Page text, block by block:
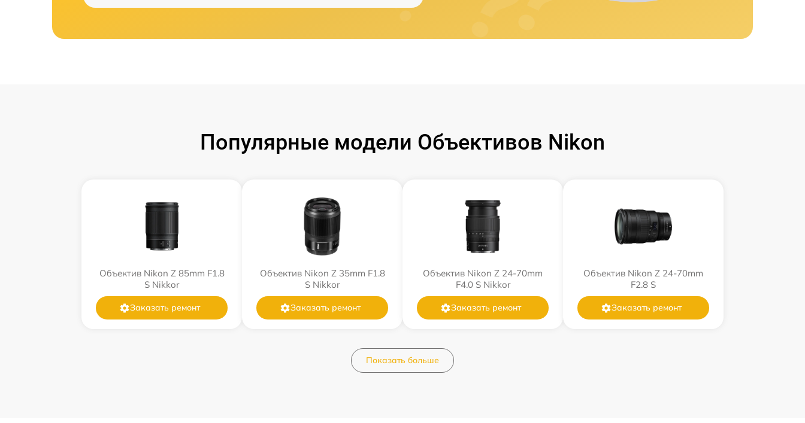
Популярные модели Объективов Nikon
Объектив Nikon Z 85mm F1.8
S Nikkor
Заказать ремонт
Объектив Nikon Z 35mm F1.8
S Nikkor
Заказать ремонт
Объектив Nikon Z 24-70mm
F4.0 S Nikkor
Заказать ремонт
Объектив Nikon Z 24-70mm
F2.8 S
Заказать ремонт
Показать больше